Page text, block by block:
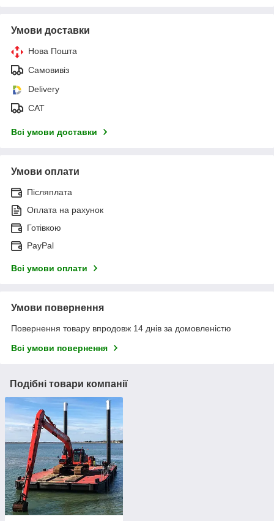
Умови доставки
Нова Пошта
Самовивіз
Delivery
САТ
Всі умови доставки
Умови оплати
Післяплата
Оплата на рахунок
Готівкою
PayPal
Всі умови оплати
Умови повернення
Повернення товару впродовж 14 днів за домовленістю
Всі умови повернення
Подібні товари компанії